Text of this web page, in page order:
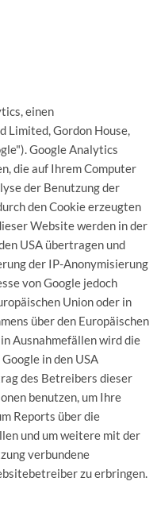
einen
Limited, Gordon House,
Google Analytics
die auf Ihrem Computer
der Benutzung der
den Cookie erzeugten
Website werden in der
USA übertragen und
der IP-Anonymisierung
von Google jedoch
Union oder in
über den Europäischen
Ausnahmefällen wird die
in den USA
des Betreibers dieser
benutzen, um Ihre
Reports über die
und um weitere mit der
verbundene
zu erbringen.